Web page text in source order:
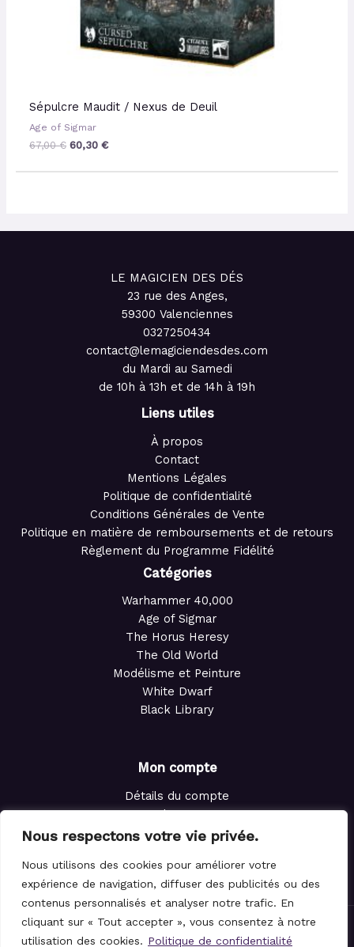
Nous respectons votre vie privée.
Nous utilisons des cookies pour améliorer votre
expérience de navigation, diffuser des publicités ou des
contenus personnalisés et analyser notre trafic. En
cliquant sur « Tout accepter », vous consentez à notre
utilisation des cookies. Politique de confidentialité
Sépulcre Maudit / Nexus de Deuil
Age of Sigmar
67,00€ 60,30€
LE MAGICIEN DES DÉS
23 rue des Anges,
59300 Valenciennes
0327250434
contact@lemagiciendesdes.com
du Mardi au Samedi
de 10h à 13h et de 14h à 19h
Liens utiles
À propos
Contact
Mentions Légales
Politique de confidentialité
Conditions Générales de Vente
Politique en matière de remboursements et de retours
Règlement du Programme Fidélité
Catégories
Warhammer 40,000
Age of Sigmar
The Horus Heresy
The Old World
Modélisme et Peinture
White Dwarf
Black Library
Mon compte
Détails du compte
Adresses
Commandes
Panier
© 2021-2026 Le Magicien des Dés.